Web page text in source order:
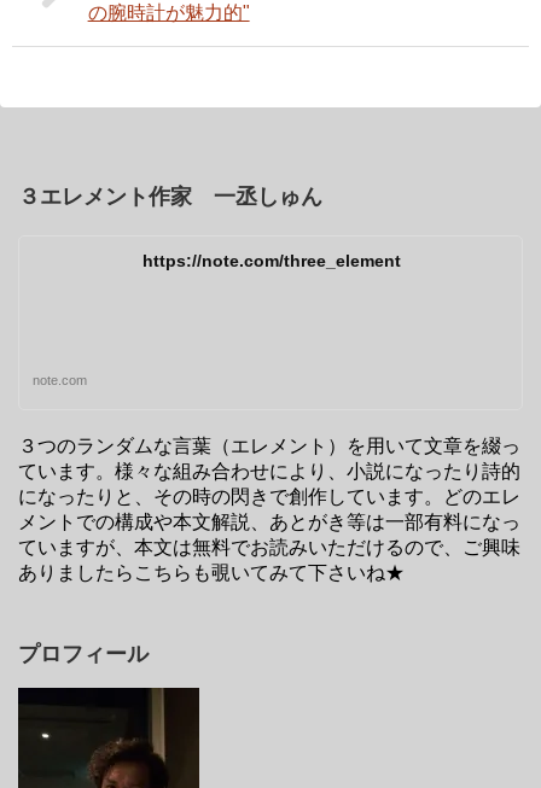
の腕時計が魅力的"
３エレメント作家 一丞しゅん
https://note.com/three_element
note.com
３つのランダムな言葉（エレメント）を用いて文章を綴っ
ています。様々な組み合わせにより、小説になったり詩的
になったりと、その時の閃きで創作しています。どのエレ
メントでの構成や本文解説、あとがき等は一部有料になっ
ていますが、本文は無料でお読みいただけるので、ご興味
ありましたらこちらも覗いてみて下さいね★
プロフィール